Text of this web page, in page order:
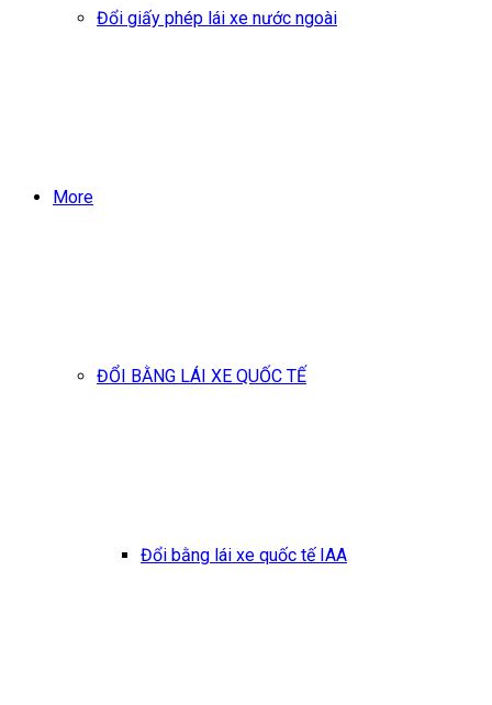
Đổi giấy phép lái xe nước ngoài
More
ĐỔI BẰNG LÁI XE QUỐC TẾ
Đổi bằng lái xe quốc tế IAA